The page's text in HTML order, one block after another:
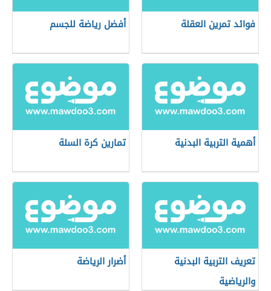
فوائد تمرين العقلة أفضل رياضة للجسم
أهمية التربية البدنية تمارين كرة السلة
تعريف التربية البدنية
والرياضية
أضرار الرياضة